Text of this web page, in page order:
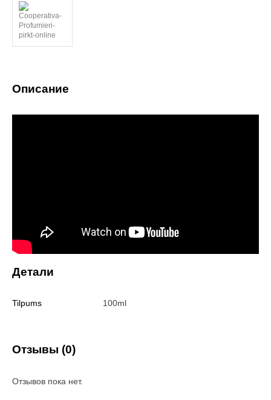
Описание
Детали
Tilpums 100ml
Отзывы (0)
Отзывов пока нет.